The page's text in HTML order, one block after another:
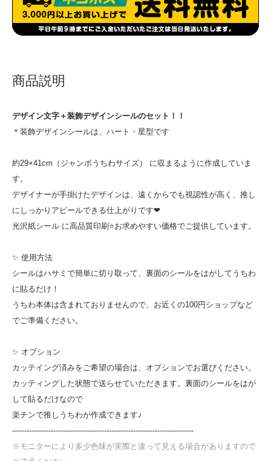
商品説明
デザイン文字＋装飾デザインシールのセット！！
＊装飾デザインシールは、ハート・星型です
約29×41cm（ジャンボうちわサイズ） に収まるように作成していま
す。
デザイナーが手掛けたデザインは、遠くからでも視認性が高く、推し
にしっかりアピールできる仕上がりです❤
光沢紙シール に高品質印刷⭐お求めやすい価格でご提供しています。
✨ 使用方法
シールはハサミで簡単に切り取って、裏面のシールをはがしてうちわ
に貼るだけ！
うちわ本体は含まれておりませんので、お近くの100円ショップなど
でご準備ください。
✨ オプション
カッテイング済みをご希望の場合は、オプションでお選びください。
カッティングした状態で送らせていただきます。裏面のシールをはが
して貼るだけなので
楽チンで推しうちわが作成できます♪
---------------------------------------------------------------------------
※モニターにより多少色味が実際と違って見える場合がありますので